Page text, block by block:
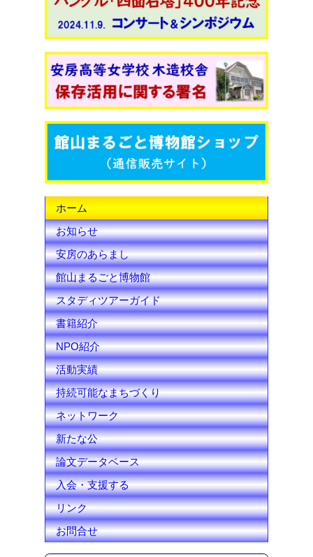
e
b
o
o
t
t
e
r
T
u
b
e
C
h
n
n
e
l
ホーム
お知らせ
安房のあらまし
館山まるごと博物館
スタディツアーガイド
書籍紹介
NPO紹介
活動実績
持続可能なまちづくり
ネットワーク
新たな公
論文データベース
入会・支援する
リンク
お問合せ